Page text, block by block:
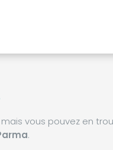
vous pouvez en
.